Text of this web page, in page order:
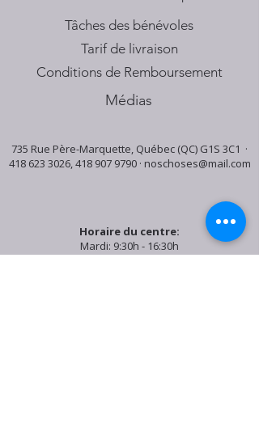
Tâches des bénévoles
Tarif de livraison
Conditions de Remboursement
Médias
735 Rue Père-Marquette, Québec (QC) G1S 3C1 ·
418 623 3026,418 907 9790· noschoses@mail.com
Horaire du centre:
Mardi: 9:30h - 16:30h